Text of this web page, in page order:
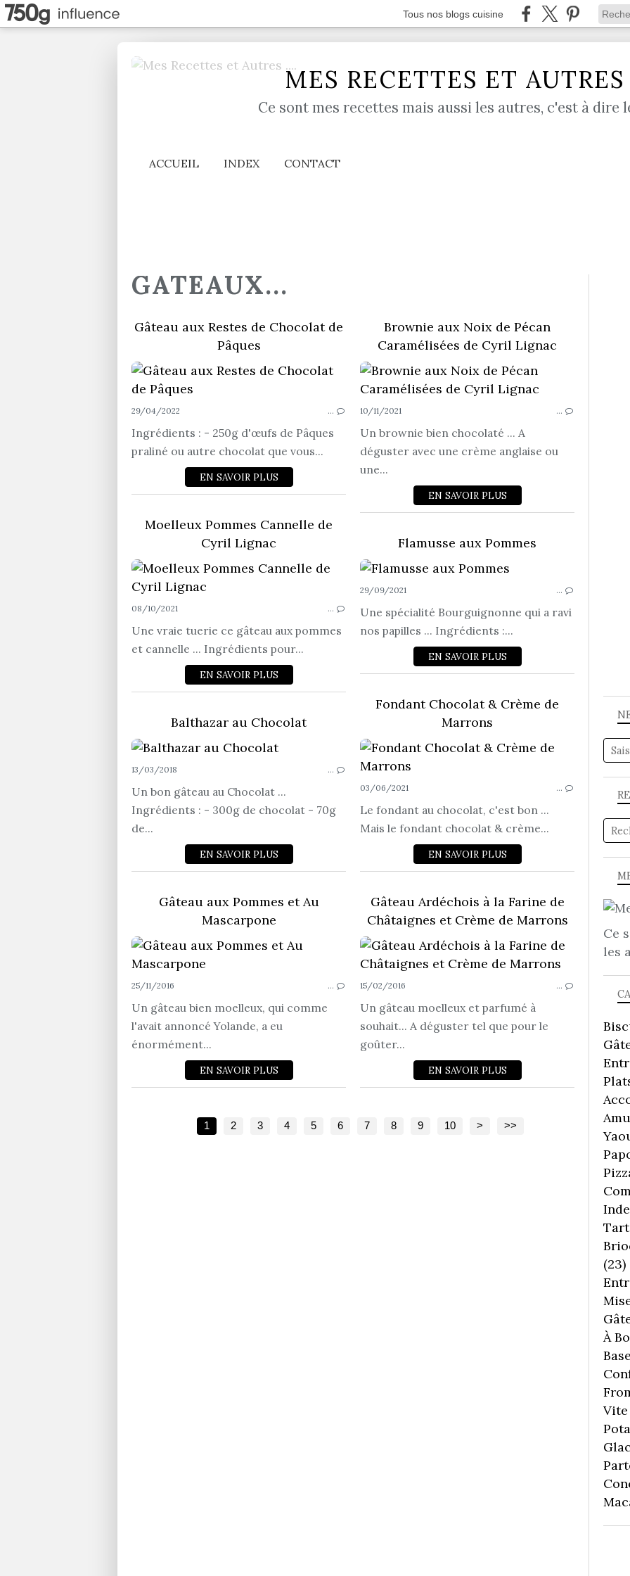
Tous nos blogs cuisine
MES RECETTES ET AUTRES
Ce sont mes recettes mais aussi les autres, c'est à dire
ACCUEIL INDEX CONTACT
GATEAUX...
Gâteau aux Restes de Chocolat de
Pâques
GÂTEAUX...
29/04/2022 …
Ingrédients : - 250g d'œufs de Pâques
praliné ou autre chocolat que vous...
EN SAVOIR PLUS
Brownie aux Noix de Pécan
Caramélisées de Cyril Lignac
10/11/2021 …
Un brownie bien chocolaté ... A
déguster avec une crème anglaise ou
une...
EN SAVOIR PLUS
Moelleux Pommes Cannelle de
Cyril Lignac
GÂTEAUX...
08/10/2021 …
Une vraie tuerie ce gâteau aux pommes
et cannelle ... Ingrédients pour...
EN SAVOIR PLUS
Flamusse aux Pommes
29/09/2021 …
Une spécialité Bourguignonne qui a ravi
nos papilles ... Ingrédients :...
EN SAVOIR PLUS
Fondant Chocolat & Crème de
Marrons
03/06/2021 …
Le fondant au chocolat, c'est bon ...
Mais le fondant chocolat & crème...
EN SAVOIR PLUS
Balthazar au Chocolat
GÂTEAUX...
13/03/2018 …
Un bon gâteau au Chocolat ...
Ingrédients : - 300g de chocolat - 70g
de...
EN SAVOIR PLUS
Gâteau aux Pommes et Au
Mascarpone
GÂTEAUX...
25/11/2016 …
Un gâteau bien moelleux, qui comme
l'avait annoncé Yolande, a eu
énormément...
EN SAVOIR PLUS
Gâteau Ardéchois à la Farine de
Châtaignes et Crème de Marrons
15/02/2016 …
Un gâteau moelleux et parfumé à
souhait... A déguster tel que pour le
goûter...
EN SAVOIR PLUS
1 2 3 4 5 6 7 8 9 10 > >>
Ce
les
(23)
À
Vite